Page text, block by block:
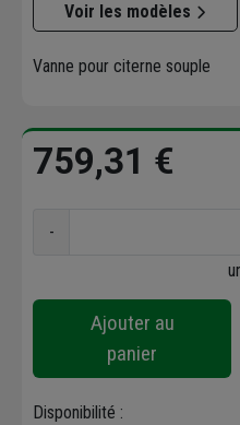
Voir les modèles
Vanne pour citerne souple
759,31 €
-
Ajouter au
panier
Disponibilité :